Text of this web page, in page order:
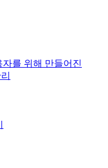
자를 위해 만들어진